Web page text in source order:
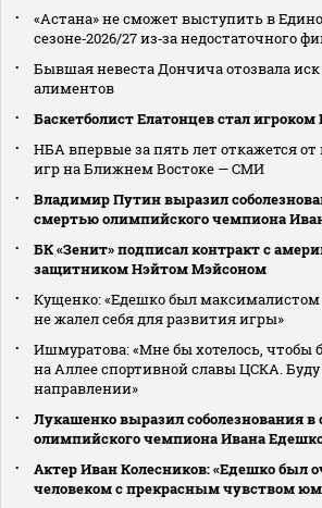
«Астана» не сможет выступить в
сезоне‑2026/27 из‑за недостаточного
Бывшая невеста Дончича отозвала
алиментов
Баскетболист Елатонцев стал
НБА впервые за пять лет откажется
игр на Ближнем Востоке — СМИ
Владимир Путин выразил
смертью олимпийского чемпиона
БК «Зенит» подписал контракт с
защитником Нэйтом Мэйсоном
Кущенко: «Едешко был максималистом
не жалел себя для развития игры»
Ишмуратова: «Мне бы хотелось, чтобы
на Аллее спортивной славы ЦСКА. Буду
направлении»
Лукашенко выразил соболезнования в
олимпийского чемпиона Ивана
Актер Иван Колесников: «Едешко был
человеком с прекрасным чувством